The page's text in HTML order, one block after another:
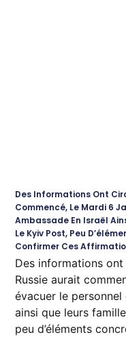
Des Informations Ont
Commencé, Le Mardi 6
Ambassade En Israël
Le Kyiv Post, Peu
Confirmer Ces
Des informations
Russie aurait
évacuer le personnel
ainsi que leurs
peu d’éléments